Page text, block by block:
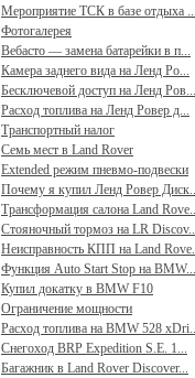
Мероприятие ТСК в базе отдыха ...
Фотогалерея
Вебасто — замена батарейки в п...
Камера заднего вида на Ленд Ро...
Бесключевой доступ на Ленд Ров...
Расход топлива на Ленд Ровер д...
Транспортный налог
Семь мест в Land Rover
Extended режим пневмо-подвески
Почему я купил Ленд Ровер
Трансформация салона Land
Стояночный тормоз на LR
Неисправность КПП на Land
Функция Auto Start Stop на BMW...
Купил докатку в BMW F10
Ограничение мощности
Расход топлива на BMW 528
Снегоход BRP Expedition S.E. 1...
Багажник в Land Rover Discover...